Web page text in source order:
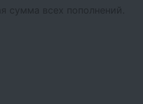
всех пополнений.